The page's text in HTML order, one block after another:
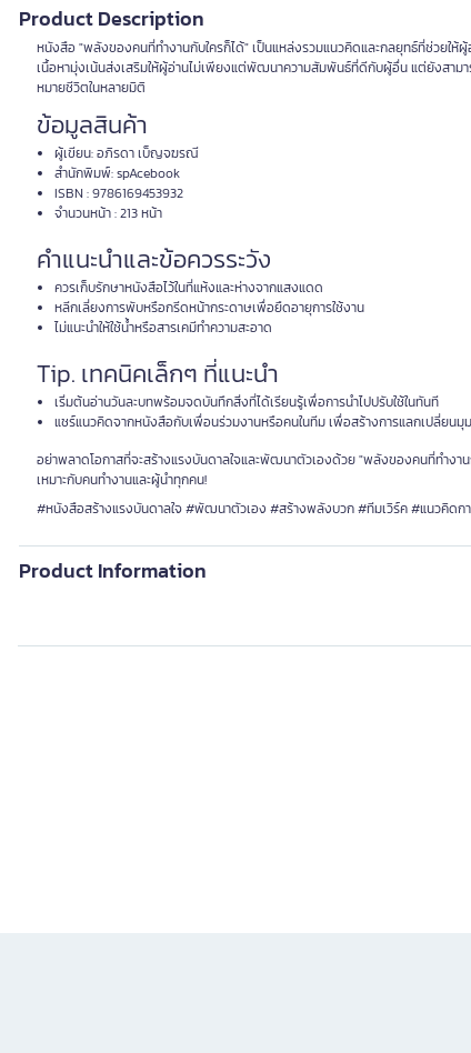
Product Description
หนังสือ "พลังของคนที่ทำงานกับใครก็ได้" เป็นแหล่งรวมแนวคิดและกลยุทธ์ที่ช่วยใ
เนื้อหามุ่งเน้นส่งเสริมให้ผู้อ่านไม่เพียงแต่พัฒนาความสัมพันธ์ที่ดีกับผู้อื่น แต่ยังสามา
หมายชีวิตในหลายมิติ
ข้อมูลสินค้า
ผู้เขียน: อภิรดา เบ็ญจฆรณี
สำนักพิมพ์: spAcebook
ISBN : 9786169453932
จำนวนหน้า : 213 หน้า
คำแนะนำและข้อควรระวัง
ควรเก็บรักษาหนังสือไว้ในที่แห้งและห่างจากแสงแดด
หลีกเลี่ยงการพับหรือกรีดหน้ากระดาษเพื่อยืดอายุการใช้งาน
ไม่แนะนำให้ใช้น้ำหรือสารเคมีทำความสะอาด
Tip. เทคนิคเล็กๆ ที่แนะนำ
เริ่มต้นอ่านวันละบทพร้อมจดบันทึกสิ่งที่ได้เรียนรู้เพื่อการนำไปปรับใช้ในทันที
แชร์แนวคิดจากหนังสือกับเพื่อนร่วมงานหรือคนในทีม เพื่อสร้างการแลกเปลี่ยน
อย่าพลาดโอกาสที่จะสร้างแรงบันดาลใจและพัฒนาตัวเองด้วย "พลังของคนที่ทำงา
เหมาะกับคนทำงานและผู้นำทุกคน!
#หนังสือสร้างแรงบันดาลใจ #พัฒนาตัวเอง #สร้างพลังบวก #ทีมเวิร์ค #แนวคิดก
Product Information